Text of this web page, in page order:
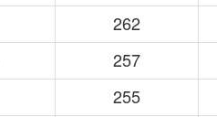
262
257
255